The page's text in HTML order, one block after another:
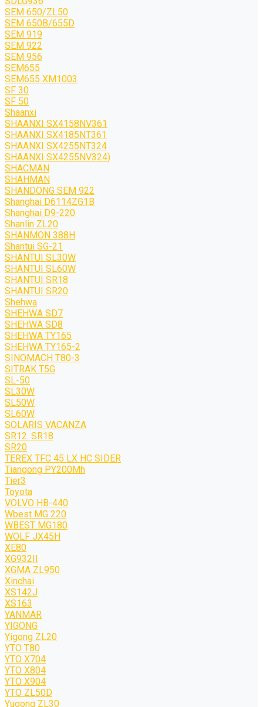
SEM 650/ZL50
SEM 650B/655D
SEM 919
SEM 922
SEM 956
SEM655
SEM655 XM1003
SF 30
SF 50
Shaanxi
SHAANXI SX4158NV361
SHAANXI SX4185NT361
SHAANXI SX4255NT324
SHAANXI SX4255NV324)
SHACMAN
SHAHMAN
SHANDONG SEM 922
Shanghai D6114ZG1B
Shanghai D9-220
Shanlin ZL20
SHANMON 388H
Shantui SG-21
SHANTUI SL30W
SHANTUI SL60W
SHANTUI SR18
SHANTUI SR20
Shehwa
SHEHWA SD7
SHEHWA SD8
SHEHWA TY165
SHEHWA TY165-2
SINOMACH T80-3
SITRAK T5G
SL-50
SL30W
SL50W
SL60W
SOLARIS VACANZA
SR12. SR18
SR20
TEREX TFC 45 LX HC SIDER
Tiangong PY200Mh
Tier3
Toyota
VOLVO HB-440
Wbest MG 220
WBEST MG180
WOLF JХ45H
XE80
XG932II
XGMA ZL950
Xinchai
XS142J
XS163
YANMAR
YIGONG
Yigong ZL20
YTO T80
YTO X704
YTO X804
YTO X904
YTO ZL50D
Yugong ZL30